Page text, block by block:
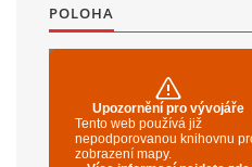
POLOHA